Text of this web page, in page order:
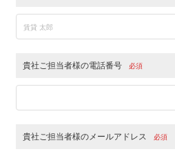
貴社ご担当者様の電話番号 必須
貴社ご担当者様のメールアドレス 必須